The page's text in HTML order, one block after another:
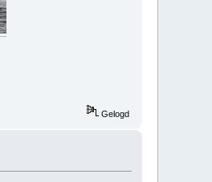
Gelogd